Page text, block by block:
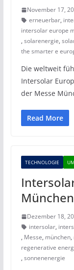
November 17,
erneuerbar,
intersolar europe
, solarenergie,
the smarter e
Die weltweit
Intersolar
der Messe
Read More
TECHNOLOGIE
München
Dezember 18,
intersolar,
, Messe, münchen,
regenerative
, sonnenenergie